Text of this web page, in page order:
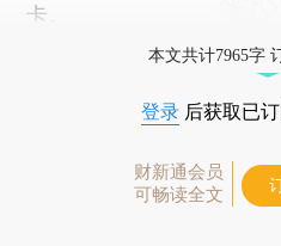
卡。
本文共计7965字
登录 后获取已
财新通会员
可畅读全文